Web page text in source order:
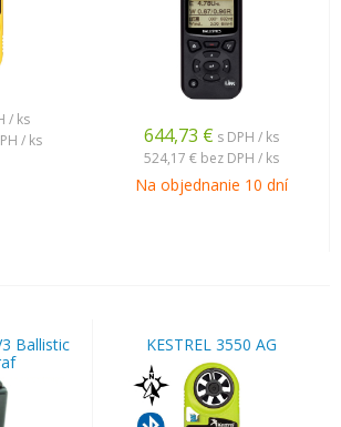
/ ks
/ ks 644,73 € s DPH / ks
524,17 € bez DPH / ks
Na objednanie 10 dní
Ballistic
KESTREL 3550 AG